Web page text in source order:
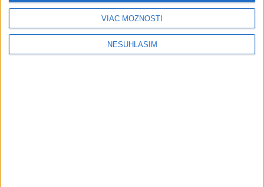
VIAC MOŽNOSTÍ
NESÚHLASÍM
....